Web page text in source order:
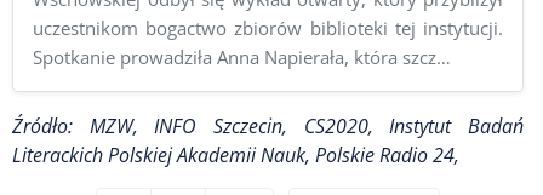
uczestnikom bogactwo zbiorów biblioteki tej instytucji.
Spotkanie prowadziła Anna Napierała, która szcz…
Źródło: MZW, INFO Szczecin, CS2020, Instytut Badań
Literackich Polskiej Akademii Nauk, Polskie Radio 24,